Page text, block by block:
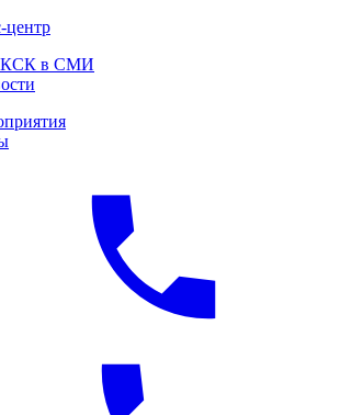
центр
КСК в СМИ